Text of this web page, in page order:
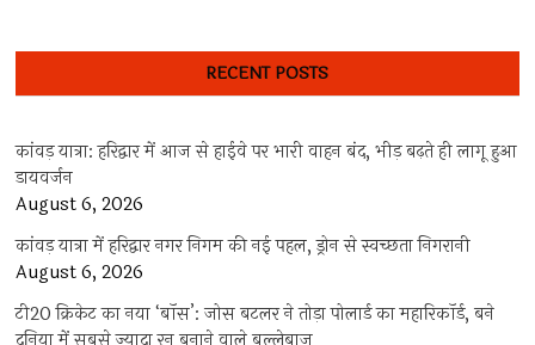
RECENT POSTS
कांवड़ यात्रा: हरिद्वार में आज से हाईवे पर भारी वाहन बंद, भीड़ बढ़ते ही लागू हुआ
डायवर्जन
August 6, 2026
कांवड़ यात्रा में हरिद्वार नगर निगम की नई पहल, ड्रोन से स्वच्छता निगरानी
August 6, 2026
टी20 क्रिकेट का नया ‘बॉस’: जोस बटलर ने तोड़ा पोलार्ड का महारिकॉर्ड, बने